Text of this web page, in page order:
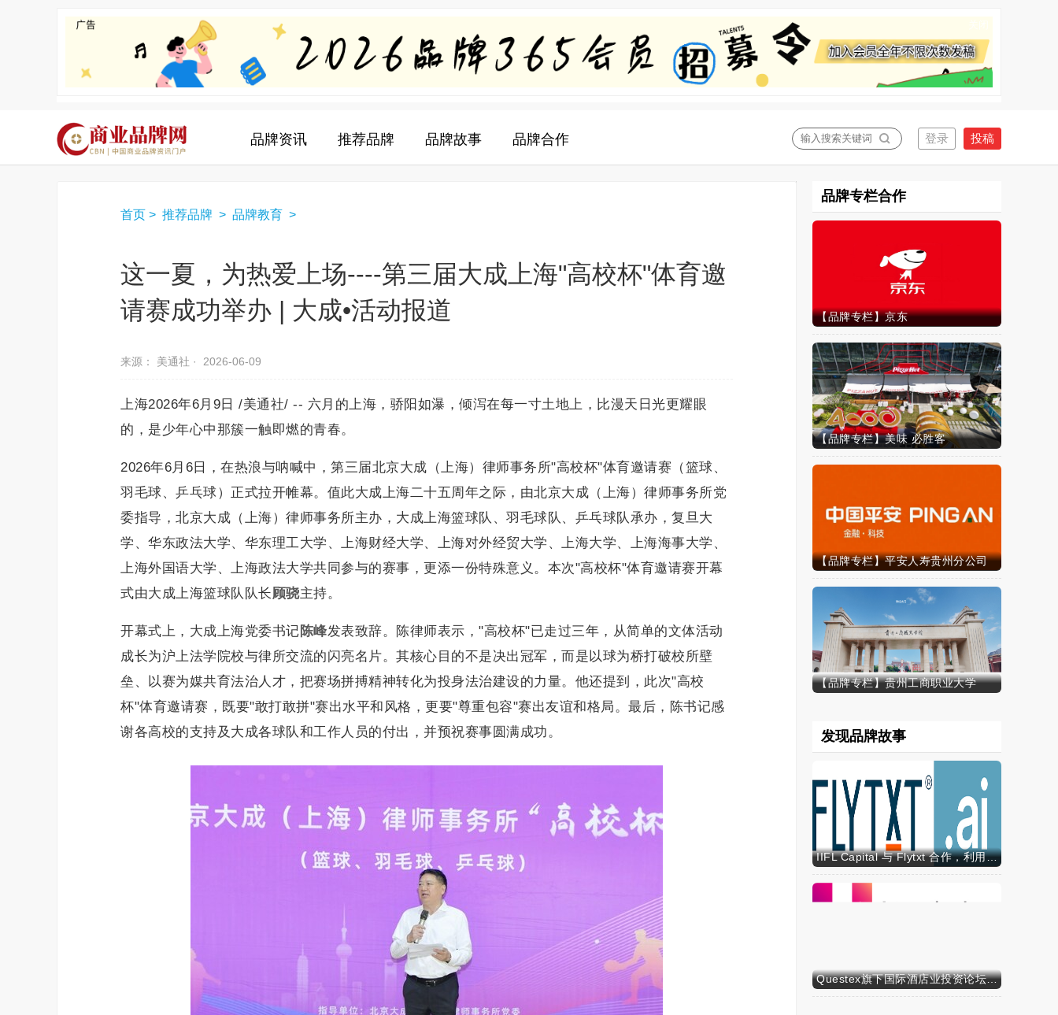
品牌资讯 推荐品牌 品牌故事 品牌合作
首页 > 推荐品牌 > 品牌教育 >
这一夏，为热爱上场----第三届大成上海"高校杯"体育邀
请赛成功举办 | 大成•活动报道
来源： 美通社 · 2026-06-09
上海2026年6月9日 /美通社/ -- 六月的上海，骄阳如瀑，倾泻在每一寸土地上，比漫天日光更耀眼
的，是少年心中那簇一触即燃的青春。
2026年6月6日，在热浪与呐喊中，第三届北京大成（上海）律师事务所"高校杯"体育邀请赛（篮球、
羽毛球、乒乓球）正式拉开帷幕。值此大成上海二十五周年之际，由北京大成（上海）律师事务所党
委指导，北京大成（上海）律师事务所主办，大成上海篮球队、羽毛球队、乒乓球队承办，复旦大
学、华东政法大学、华东理工大学、上海财经大学、上海对外经贸大学、上海大学、上海海事大学、
上海外国语大学、上海政法大学共同参与的赛事，更添一份特殊意义。本次"高校杯"体育邀请赛开幕
式由大成上海篮球队队长顾骁主持。
开幕式上，大成上海党委书记陈峰发表致辞。陈律师表示，"高校杯"已走过三年，从简单的文体活动
成长为沪上法学院校与律所交流的闪亮名片。其核心目的不是决出冠军，而是以球为桥打破校所壁
垒、以赛为媒共育法治人才，把赛场拼搏精神转化为投身法治建设的力量。他还提到，此次"高校
杯"体育邀请赛，既要"敢打敢拼"赛出水平和风格，更要"尊重包容"赛出友谊和格局。最后，陈书记感
谢各高校的支持及大成各球队和工作人员的付出，并预祝赛事圆满成功。
品牌专栏合作
【品牌专栏】京东
【品牌专栏】美味 必胜客
【品牌专栏】平安人寿贵州分公司
【品牌专栏】贵州工商职业大学
发现品牌故事
IIFL Capital 与 Flytxt 合作，利用代理式 AI 推动资产管理规模的可持续增长
Questex旗下国际酒店业投资论坛亚洲峰会表示，亚洲酒店业有望迎来投资加速期